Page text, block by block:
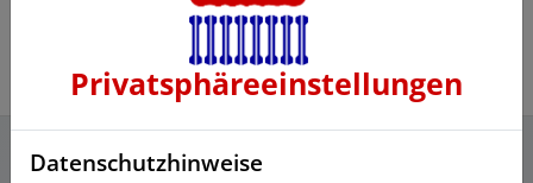
Privatsphäre­einstellungen
Datenschutzhinweise